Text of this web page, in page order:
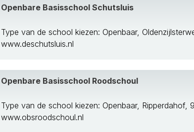
Menterwolde
Pekela
Slochteren
Veendam
Vlagtwedde
Winsum
Zuidhorn
Openbare Basisschool Schutsluis
Type van de school kiezen: Openbaar,
www.deschutsluis.nl
Openbare Basisschool Roodschoul
Type van de school kiezen: Openbaar, Ripperdahof,
www.obsroodschoul.nl